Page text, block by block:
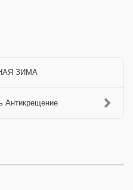
ЗИМА
Антикрещение